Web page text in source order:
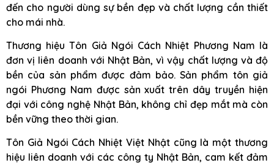
đến cho người dùng sự bền đẹp và chất lượng cần thiết
cho mái nhà.
Thương hiệu Tôn Giả Ngói Cách Nhiệt Phương Nam là
đơn vị liên doanh với Nhật Bản, vì vậy chất lượng và độ
bền của sản phẩm được đảm bảo. Sản phẩm tôn giả
ngói Phương Nam được sản xuất trên dây truyền hiện
đại với công nghệ Nhật Bản, không chỉ đẹp mắt mà còn
bền vững theo thời gian.
Tôn Giả Ngói Cách Nhiệt Việt Nhật cũng là một thương
hiệu liên doanh với các công ty Nhật Bản, cam kết đảm